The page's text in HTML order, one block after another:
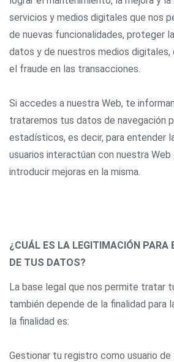
servicios y medios digitales que nos
de nuevas funcionalidades, proteger
datos y de nuestros medios
el fraude en las transacciones.
Si accedes a nuestra Web, te
trataremos tus datos de navegación
estadísticos, es decir, para entender
usuarios interactúan con nuestra
introducir mejoras en la misma.
¿CUÁL ES LA LEGITIMACIÓN PARA
DE TUS DATOS?
La base legal que nos permite tratar
también depende de la finalidad para
la finalidad es:
Gestionar tu registro como usuario de